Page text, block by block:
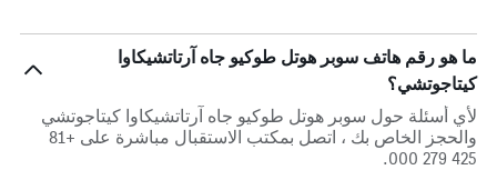
ما هو رقم هاتف سوبر هوتل طوكيو جاه آرتاتشيكاوا
كيتاجوتشي؟
لأي أسئلة حول سوبر هوتل طوكيو جاه آرتاتشيكاوا كيتاجوتشي
والحجز الخاص بك ، اتصل بمكتب الاستقبال مباشرة على +81
425 279 000.